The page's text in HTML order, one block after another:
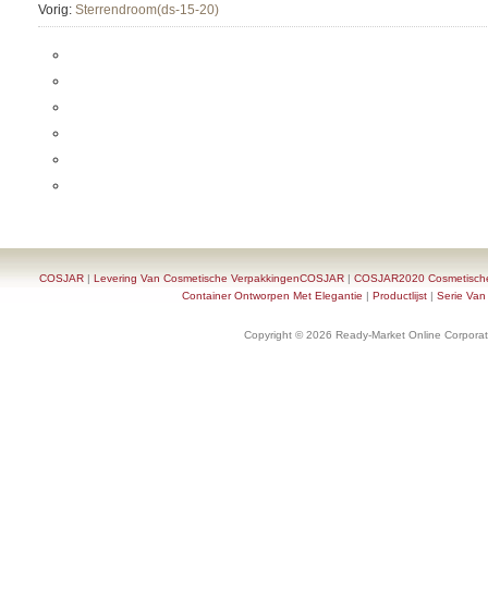
Vorig: Sterrendroom(ds-15-20)
COSJAR | Levering Van Cosmetische VerpakkingenCOSJAR | COSJAR2020
Container Ontworpen Met Elegantie | Productlijst | Serie
Copyright © 2026 Ready-Market Online